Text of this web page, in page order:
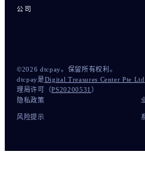
公司
©2026 dtcpay。保留所有权利。
dtcpay是Digital Treasures Center Pte Ltd
理局许可（PS20200531 ）
隐私政策
风险提示